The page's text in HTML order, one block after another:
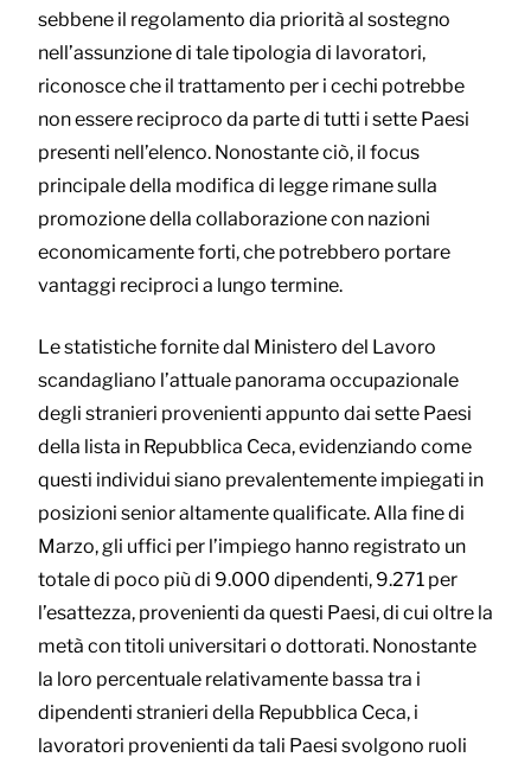
sebbene il regolamento dia priorità al sostegno
nell’assunzione di tale tipologia di lavoratori,
riconosce che il trattamento per i cechi potrebbe
non essere reciproco da parte di tutti i sette Paesi
presenti nell’elenco. Nonostante ciò, il focus
principale della modifica di legge rimane sulla
promozione della collaborazione con nazioni
economicamente forti, che potrebbero portare
vantaggi reciproci a lungo termine.
Le statistiche fornite dal Ministero del Lavoro
scandagliano l’attuale panorama occupazionale
degli stranieri provenienti appunto dai sette Paesi
della lista in Repubblica Ceca, evidenziando come
questi individui siano prevalentemente impiegati in
posizioni senior altamente qualificate. Alla fine di
Marzo, gli uffici per l’impiego hanno registrato un
totale di poco più di 9.000 dipendenti, 9.271 per
l’esattezza, provenienti da questi Paesi, di cui oltre la
metà con titoli universitari o dottorati. Nonostante
la loro percentuale relativamente bassa tra i
dipendenti stranieri della Repubblica Ceca, i
lavoratori provenienti da tali Paesi svolgono ruoli